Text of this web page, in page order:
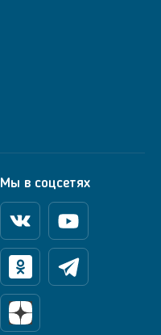
Мы в соцсетях
ВконтактеYoutube
ОдноклассникиТелеграм
Яндекс Дзен